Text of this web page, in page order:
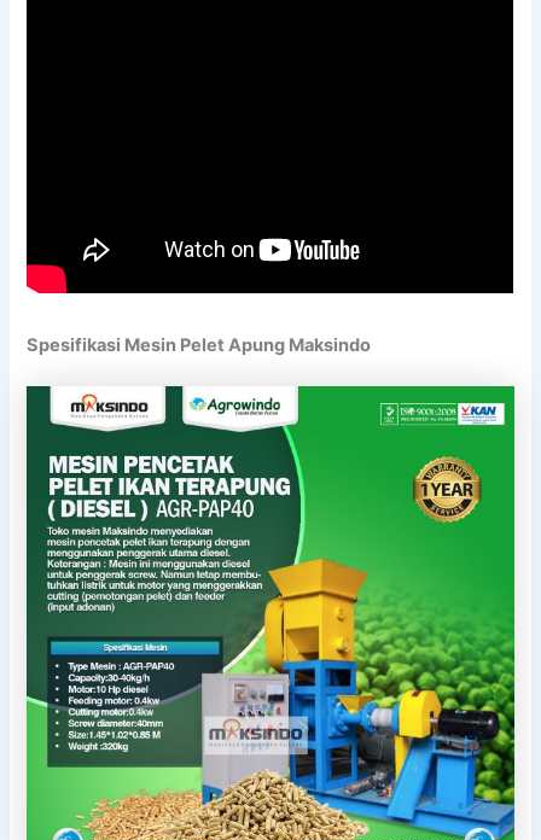
Spesifikasi Mesin Pelet Apung Maksindo